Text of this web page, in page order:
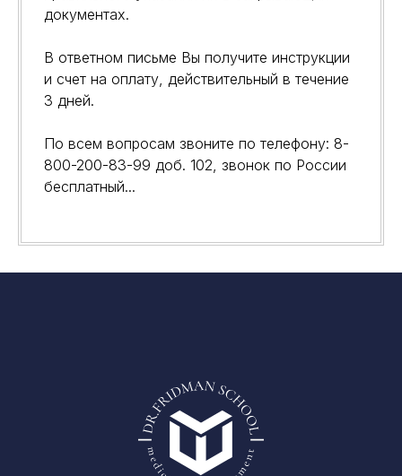
документах.
В ответном письме Вы получите инструкции
и счет на оплату, действительный в течение
3 дней.
По всем вопросам звоните по телефону: 8-
800-200-83-99 доб. 102, звонок по России
бесплатный...